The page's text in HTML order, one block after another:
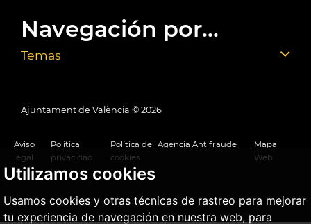
Utilizamos cookies
Usamos cookies y otras técnicas de rastreo para mejorar
tu experiencia de navegación en nuestra web, para
Navegación por...
Temas
Ajuntament de València © 2026
Aviso
legal
Política
privacidad
Política de
cookies
Agencia Antifraude
Mapa
Web